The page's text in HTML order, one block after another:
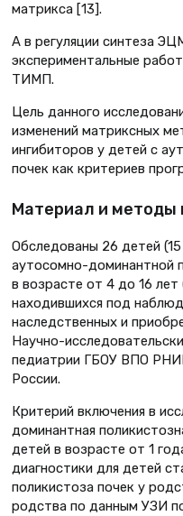
матрикса [13].
А в регуляции синтеза
экспериментальные
ТИМП.
Цель данного
изменений матриксных
ингибиторов у детей с
почек как критериев
Материал и методы
Обследованы 26 детей
аутосомно-доминантной
в возрасте от 4 до 16 лет
находившихся под
наследственных и
Научно-
педиатрии ГБОУ ВПО
России.
Критерий включения в
доминантная
детей в возрасте от 1
диагностики для детей
поликистоза почек у
родства по данным УЗИ